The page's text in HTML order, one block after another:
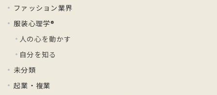
ファッション業界
服装心理学®
人の心を動かす
自分を知る
未分類
起業・複業